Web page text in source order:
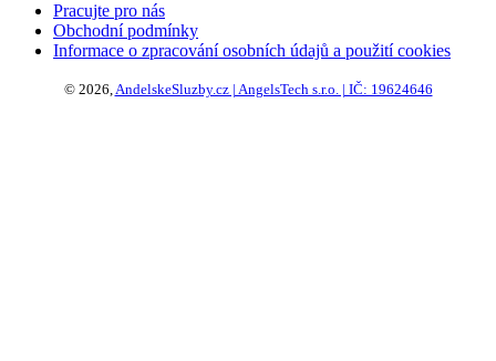
Pracujte pro nás
Obchodní podmínky
Informace o zpracování osobních údajů a použití cookies
© 2026,AndelskeSluzby.cz | AngelsTech s.r.o. | IČ: 19624646